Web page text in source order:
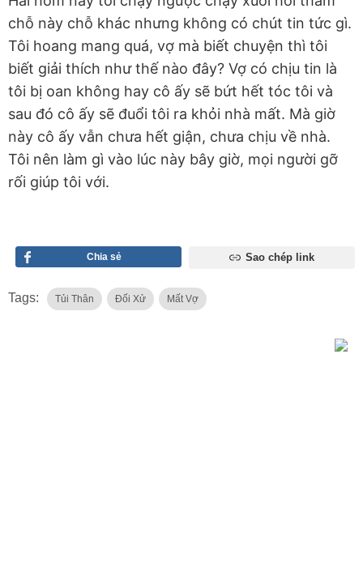
chỗ này chỗ khác nhưng không có chút tin tức gì.
Tôi hoang mang quá, vợ mà biết chuyện thì tôi
biết giải thích như thế nào đây? Vợ có chịu tin là
tôi bị oan không hay cô ấy sẽ bứt hết tóc tôi và
sau đó cô ấy sẽ đuổi tôi ra khỏi nhà mất. Mà giờ
này cô ấy vẫn chưa hết giận, chưa chịu về nhà.
Tôi nên làm gì vào lúc này bây giờ, mọi người gỡ
rối giúp tôi với.
Chia sẻ Sao chép link
Tags: Tủi Thân Đối Xử Mất Vợ